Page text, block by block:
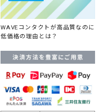
WAVEコンタクトが高品質なのに
低価格の理由とは？